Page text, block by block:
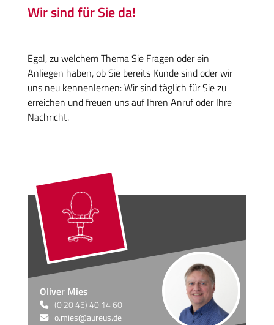
Wir sind für Sie da!
Egal, zu welchem Thema Sie Fragen oder ein
Anliegen haben, ob Sie bereits Kunde sind oder wir
uns neu kennenlernen: Wir sind täglich für Sie zu
erreichen und freuen uns auf Ihren Anruf oder Ihre
Nachricht.
Oliver Mies
(0 20 45) 40 14 60
o.mies@aureus.de